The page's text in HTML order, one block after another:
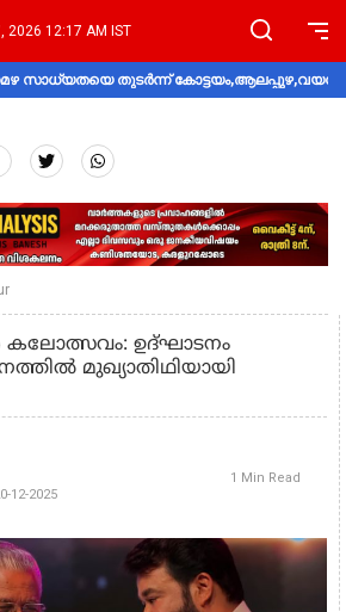
2026 12:17 AM IST
സാധ്യതയെ തുടർന്ന്
ഉദ്ഘാടനം
മുഖ്യാതിഥിയായി
12-2025
1 Min Read